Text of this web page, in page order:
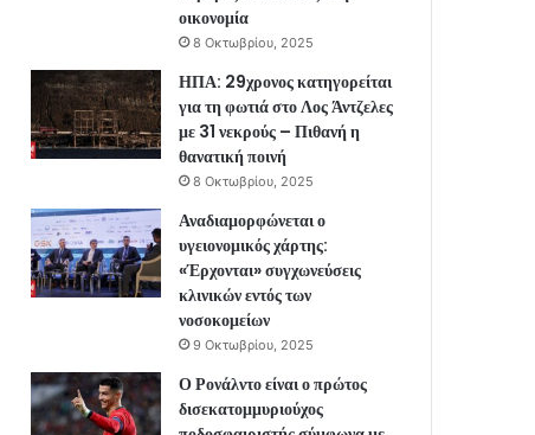
οικονομία
8 Οκτωβρίου, 2025
ΗΠΑ: 29χρονος κατηγορείται
για τη φωτιά στο Λος Άντζελες
με 31 νεκρούς – Πιθανή η
θανατική ποινή
8 Οκτωβρίου, 2025
Αναδιαμορφώνεται ο
υγειονομικός χάρτης:
«Έρχονται» συγχωνεύσεις
κλινικών εντός των
νοσοκομείων
9 Οκτωβρίου, 2025
Ο Ρονάλντο είναι ο πρώτος
δισεκατομμυριούχος